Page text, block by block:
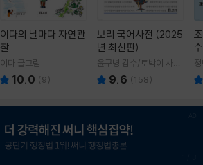
이다의 날마다 자연관
찰
이다 글그림
10.0 (9)
보리 국어사전 (2025
년 최신판)
윤구병 감수/토박이 사전
편찬실 편
9.6 (158)